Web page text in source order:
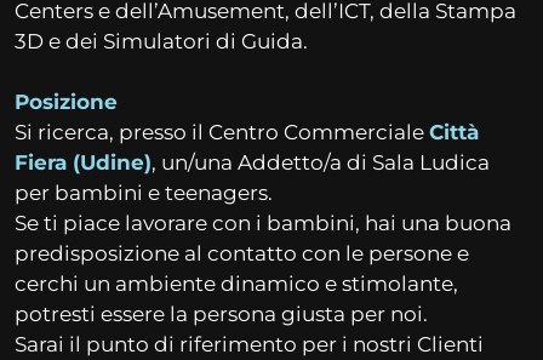
Centers e dell’Amusement, dell’ICT, della Stampa
3D e dei Simulatori di Guida.
Posizione
Si ricerca, presso il Centro Commerciale Città
Fiera (Udine), un/una Addetto/a di Sala Ludica
per bambini e teenagers.
Se ti piace lavorare con i bambini, hai una buona
predisposizione al contatto con le persone e
cerchi un ambiente dinamico e stimolante,
potresti essere la persona giusta per noi.
Sarai il punto di riferimento per i nostri Clienti